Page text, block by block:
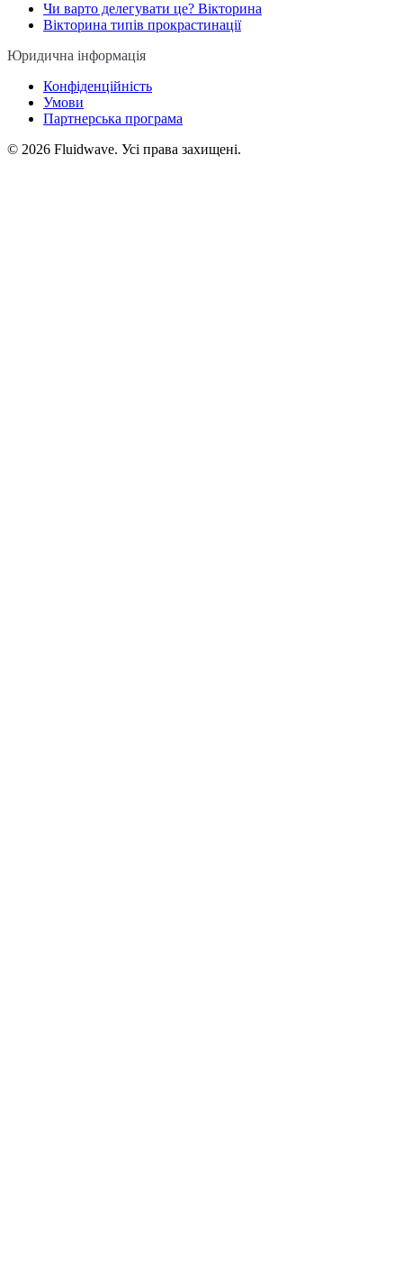
Чи варто делегувати це? Вікторина
Вікторина типів прокрастинації
Юридична інформація
Конфіденційність
Умови
Партнерська програма
© 2026 Fluidwave. Усі права захищені.